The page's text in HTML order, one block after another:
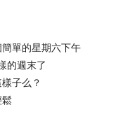
單的星期六下午
的週末了
子么？